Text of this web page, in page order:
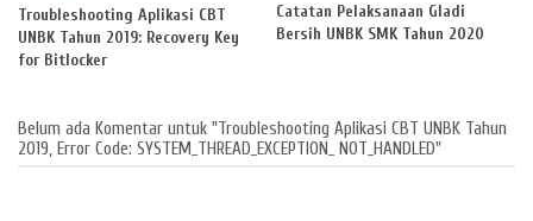
Troubleshooting Aplikasi CBT
UNBK Tahun 2019: Recovery Key
for Bitlocker
Catatan Pelaksanaan Gladi
Bersih UNBK SMK Tahun 2020
Belum ada Komentar untuk "Troubleshooting Aplikasi CBT UNBK Tahun
2019, Error Code: SYSTEM_THREAD_EXCEPTION_ NOT_HANDLED"